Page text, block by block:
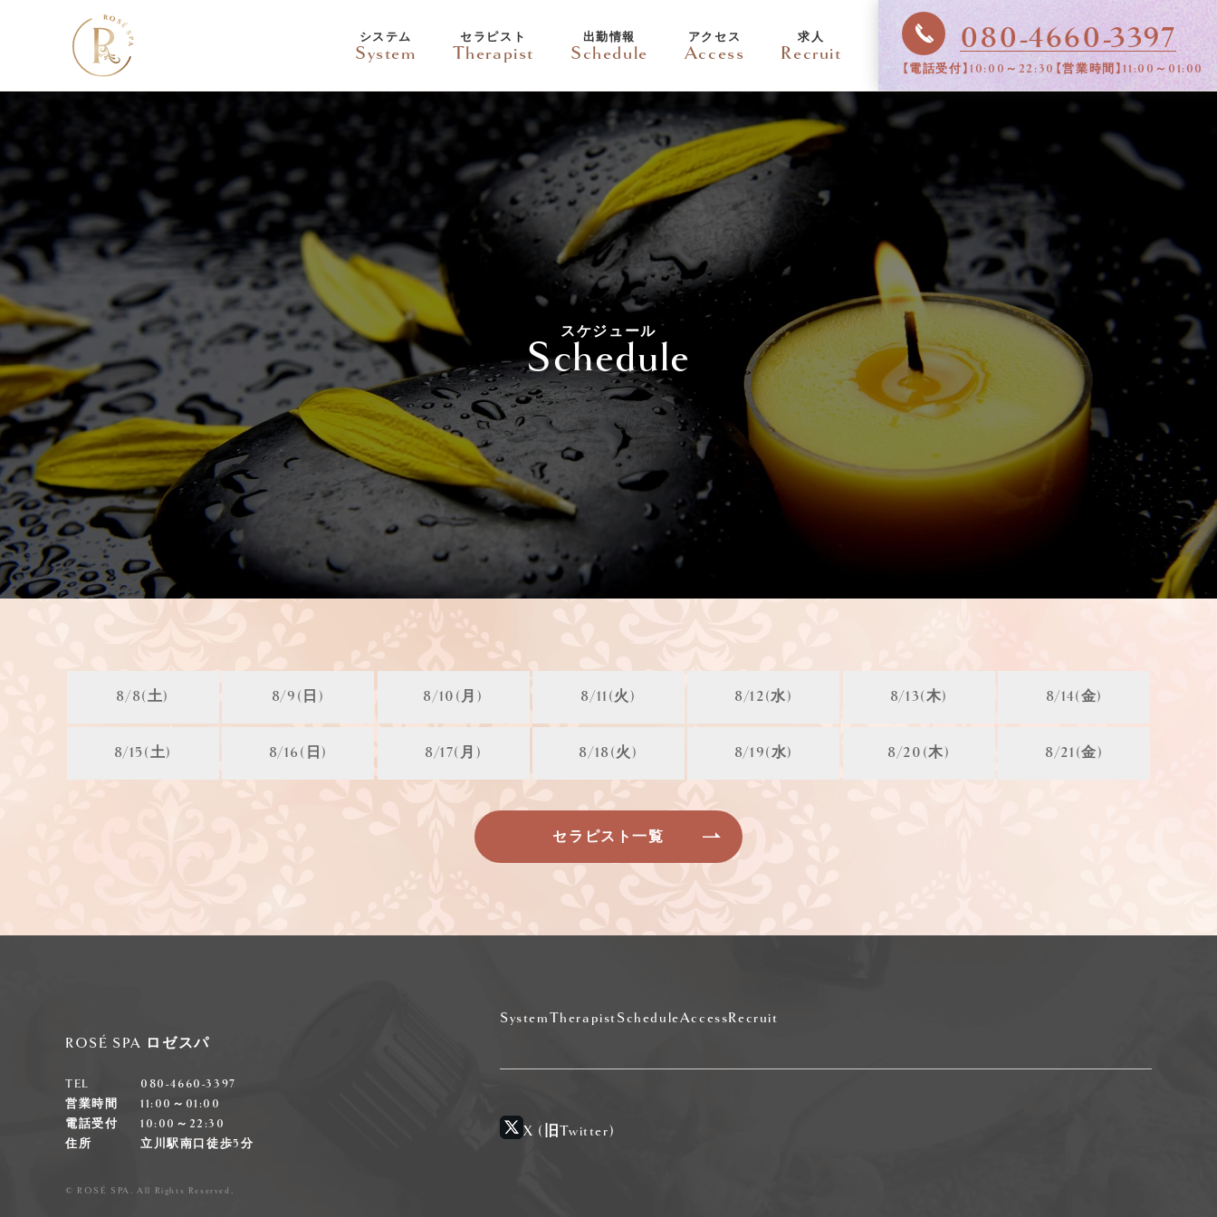
システム
System
セラピスト
Therapist
出勤情報
Schedule
アクセス
Access
求人
Recruit 080-4660-3397
【電話受付】10:00～22:30 【営業時間】11:00～01:00
スケジュール
Schedule
8/8(土) 8/9(日) 8/10(月) 8/11(火) 8/12(水) 8/13(木) 8/14(金)
8/15(土) 8/16(日) 8/17(月) 8/18(火) 8/19(水) 8/20(木) 8/21(金)
セラピスト一覧
ROSÉ SPA ロゼスパ
TEL
080-4660-3397
営業時間
11:00～01:00
電話受付
10:00～22:30
住所
立川駅南口徒歩5分
SystemTherapistScheduleAccessRecruit
X (旧Twitter)
© ROSÉ SPA. All Rights Reserved.